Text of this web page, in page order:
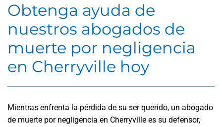
Obtenga ayuda de
nuestros abogados de
muerte por negligencia
en Cherryville hoy
Mientras enfrenta la pérdida de su ser querido, un abogado
de muerte por negligencia en Cherryville es su defensor,